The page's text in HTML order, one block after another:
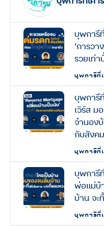
บุพการี
‘การวา
รวยเท่า
บุพการีที่
บุพการีที่
เวิร์ส ม
จำนอง
กับสังค
บุพการีที่
บุพการี
พ่อแม่บ้
บ้าน จะ
บุพการีที่